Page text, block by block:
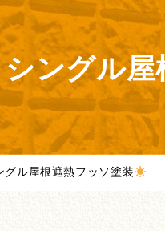
ングル
ル屋根遮熱フッソ塗装